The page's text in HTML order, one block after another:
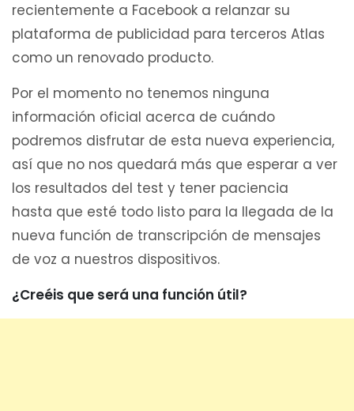
recientemente a Facebook a relanzar su
plataforma de publicidad para terceros Atlas
como un renovado producto.
Por el momento no tenemos ninguna
información oficial acerca de cuándo
podremos disfrutar de esta nueva experiencia,
así que no nos quedará más que esperar a ver
los resultados del test y tener paciencia
hasta que esté todo listo para la llegada de la
nueva función de transcripción de mensajes
de voz a nuestros dispositivos.
¿Creéis que será una función útil?